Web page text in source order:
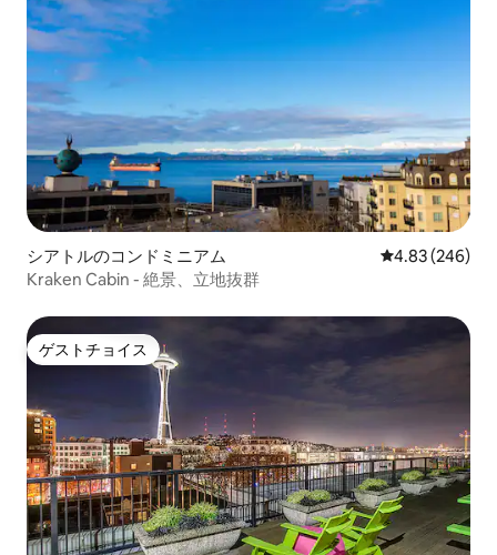
シアトルのコンドミニアム レビュー246
4.83 (246)
Kraken Cabin - 絶景、立地抜群
ゲストチョイス
ゲストチョイス